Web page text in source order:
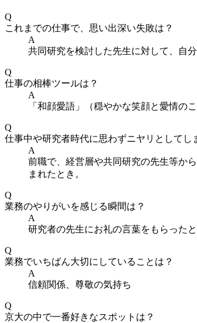
Q
これまでの仕事で、思い出深い失敗は？
A
共同研究を検討した先生に対して、自
Q
仕事の相棒ツールは？
A
「和顔愛語」（穏やかな笑顔と愛情の
Q
仕事中や研究者時代に思わずニヤリとしてし
A
前職で、経営層や共同研究の先生等か
まれたとき。
Q
業務のやりがいを感じる瞬間は？
A
研究者の先生にお礼の言葉をもらったと
Q
業務でいちばん大切にしていることは？
A
信頼関係、尊敬の気持ち
Q
京大の中で一番好きなスポットは？